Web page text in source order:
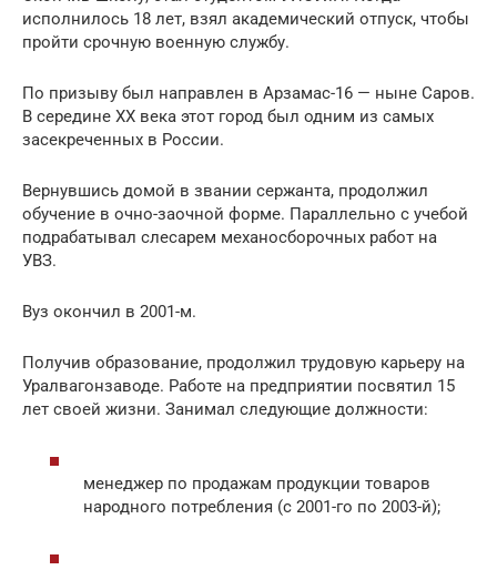
исполнилось 18 лет, взял академический отпуск, чтобы
пройти срочную военную службу.
По призыву был направлен в Арзамас-16 — ныне Саров.
В середине ХХ века этот город был одним из самых
засекреченных в России.
Вернувшись домой в звании сержанта, продолжил
обучение в очно-заочной форме. Параллельно с учебой
подрабатывал слесарем механосборочных работ на
УВЗ.
Вуз окончил в 2001-м.
Получив образование, продолжил трудовую карьеру на
Уралвагонзаводе. Работе на предприятии посвятил 15
лет своей жизни. Занимал следующие должности:
менеджер по продажам продукции товаров
народного потребления (с 2001-го по 2003-й);